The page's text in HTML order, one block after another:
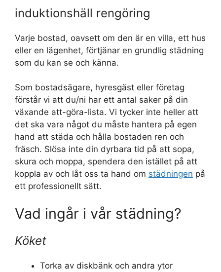
induktionshäll rengöring
Varje bostad, oavsett om den är en villa, ett hus
eller en lägenhet, förtjänar en grundlig städning
som du kan se och känna.
Som bostadsägare, hyresgäst eller företag
förstår vi att du/ni har ett antal saker på din
växande att-göra-lista. Vi tycker inte heller att
det ska vara något du måste hantera på egen
hand att städa och hålla bostaden ren och
fräsch. Slösa inte din dyrbara tid på att sopa,
skura och moppa, spendera den istället på att
koppla av och låt oss ta hand om städningen på
ett professionellt sätt.
Vad ingår i vår städning?
Köket
Torka av diskbänk och andra ytor